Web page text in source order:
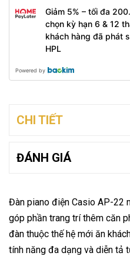
Giảm 5% – tối đa
chọn kỳ hạn 6 & 12
khách hàng đã phát
HPL
Powered by
CHI TIẾT
ĐÁNH GIÁ
Đàn piano điện Casio AP-22
góp phần trang trí thêm căn
đàn thuộc thế hệ mới ăn
tính năng đa dạng và diễn tả